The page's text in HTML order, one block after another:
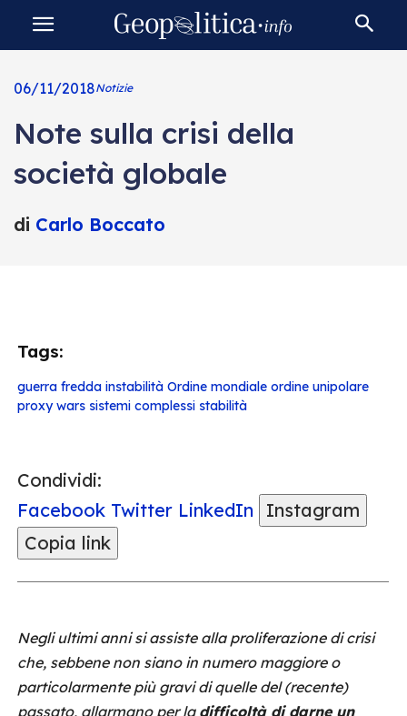
06/11/2018Notizie
Note sulla crisi della
società globale
di Carlo Boccato
Tags:
guerra fredda instabilità Ordine mondiale ordine unipolare
proxy wars sistemi complessi stabilità
Condividi:
Facebook Twitter LinkedIn
Instagram
Copia link
Negli ultimi anni si assiste alla proliferazione di crisi
che, sebbene non siano in numero maggiore o
particolarmente più gravi di quelle del (recente)
passato, allarmano per la difficoltà di darne un